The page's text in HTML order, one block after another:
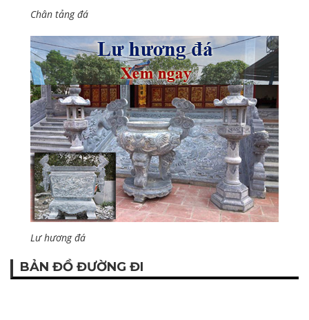
Chân tảng đá
Lư hương đá
BẢN ĐỒ ĐƯỜNG ĐI